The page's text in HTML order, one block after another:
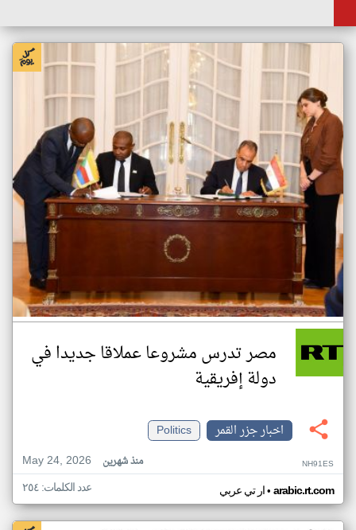
مصر تدرس مشروعا عملاقا جديدا في
دولة إفريقية
اخبار جزر القمر
Politics
May 24, 2026
منذ شهرين NH91ES
ار تي عربي• arabic.rt.com عدد الكلمات: ٢٥٤